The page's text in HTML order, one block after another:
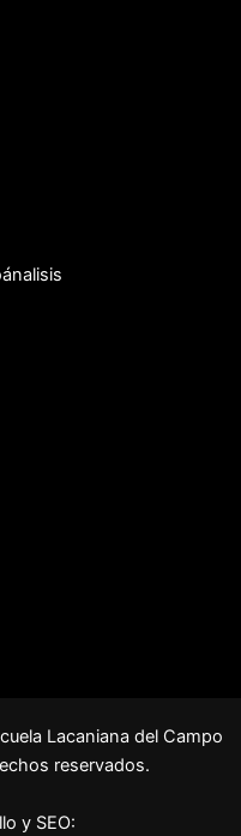
Lacaniana del Campo
reservados.
y SEO: